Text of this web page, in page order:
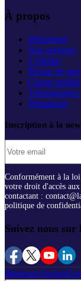
À propos
Historique
Nos services
L'équipe
Revue de
Charte qualité
Témoignages
Parrainage
Inscription à la
Conformément à la
votre droit d'accès
contactant :
politique de
Suivez nous sur
Mentions légales